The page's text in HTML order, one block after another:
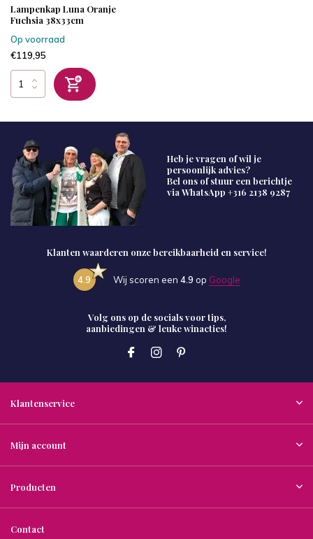
Lampenkap Luna Oranje
Fuchsia 38x33cm
Op voorraad
€119,95
Heb je vragen of wil je
persoonlijk advies?
Bel ons of stuur een berichtje
via WhatsApp +316 2138 9287
Klanten waarderen onze bereikbaarheid en service!
4.9 Wij scoren een 4.9 op Google
Volg ons op de socials voor tips,
aanbiedingen & leuke winacties!
Klantenservice
Mijn account
Producten
Contact